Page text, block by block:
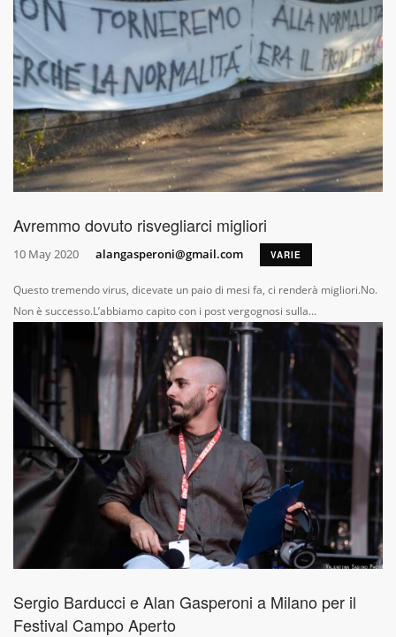
Avremmo dovuto risvegliarci migliori
10 May 2020 alangasperoni@gmail.com VARIE
Questo tremendo virus, dicevate un paio di mesi fa, ci renderà migliori.No.
Non è successo.L’abbiamo capito con i post vergognosi sulla...
Sergio Barducci e Alan Gasperoni a Milano per il
Festival Campo Aperto